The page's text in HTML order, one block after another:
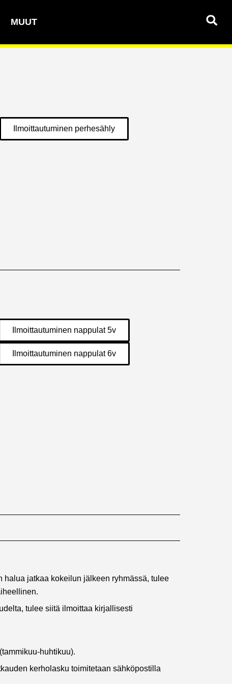
MUUT
Ilmoittautuminen perhesähly
Ilmoittautuminen nappulat 5v
Ilmoittautuminen nappulat 6v
halua jatkaa kokeilun jälkeen ryhmässä, tulee
tulee siitä ilmoittaa kirjallisesti
huhtikuu).
kerholasku toimitetaan sähköpostilla